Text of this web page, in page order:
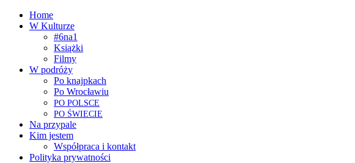
Home
W Kulturze
#6na1
Książki
Filmy
W podróży
Po knajpkach
Po Wrocławiu
PO POLSCE
PO ŚWIECIE
Na przypale
Kim jestem
Współpraca i kontakt
Polityka prywatności